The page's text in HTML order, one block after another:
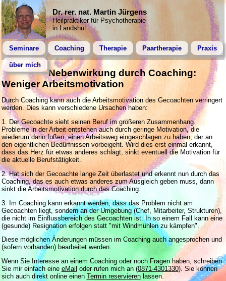
Dr. rer. nat. Martin Jürgens
Heilpraktiker für Psychotherapie
in Landshut
Seminare Coaching Therapie Paartherapie Praxis
über mich
Nebenwirkung durch Coaching:
Weniger Arbeitsmotivation
Durch Coaching kann auch die Arbeitsmotivation des Gecoachten verringert
werden. Dies kann verschiedene Ursachen haben:
1. Der Gecoachte sieht seinen Beruf im größeren Zusammenhang.
Probleme in der Arbeit entstehen auch durch geringe Motivation, die
wiederum darin fußen, einen Arbeitsweg eingeschlagen zu haben, der an
den eigentlichen Bedürfnissen vorbeigeht. Wird dies erst einmal erkannt,
dass das Herz für etwas anderes schlägt, sinkt eventuell die Motivation für
die aktuelle Berufstätigkeit.
2. Hat sich der Gecoachte lange Zeit überlastet und erkennt nun durch das
Coaching, das es auch etwas anderes zum Ausgleich geben muss, dann
sinkt die Arbeitsmotivation durch das Coaching.
3. Im Coaching kann erkannt werden, dass das Problem nicht am
Gecoachten liegt, sondern an der Umgebung (Chef, Mitarbeiter, Strukturen),
die nicht im Einflussbereich des Gecoachten ist. In so einem Fall kann eine
(gesunde) Resignation erfolgen statt "mit Windmühlen zu kämpfen".
Diese möglichen Änderungen müssen im Coaching auch angesprochen und
(sofern vorhanden) bearbeitet werden.
Wenn Sie Interesse an einem Coaching oder noch Fragen haben, schreiben
Sie mir einfach eine eMail oder rufen mich an (0871-4301330). Sie können
sich auch direkt online einen Termin reservierenlassen.